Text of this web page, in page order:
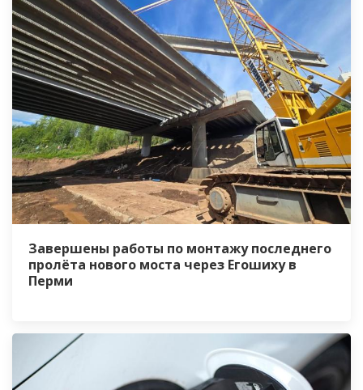
Завершены работы по монтажу последнего
пролёта нового моста через Егошиху в
Перми